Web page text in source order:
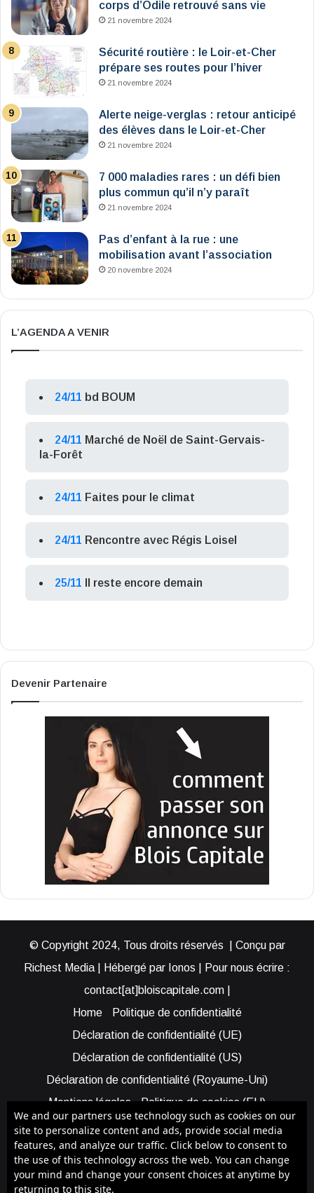
corps d’Odile retrouvé sans vie
21 novembre 2024
Sécurité routière : le Loir-et-Cher
prépare ses routes pour l’hiver
21 novembre 2024
Alerte neige-verglas : retour anticipé
des élèves dans le Loir-et-Cher
21 novembre 2024
7 000 maladies rares : un défi bien
plus commun qu’il n’y paraît
21 novembre 2024
Pas d’enfant à la rue : une
mobilisation avant l’association
20 novembre 2024
L’AGENDA A VENIR
24/11 bd BOUM
24/11 Marché de Noël de Saint-Gervais-
la-Forêt
24/11 Faites pour le climat
24/11 Rencontre avec Régis Loisel
25/11 Il reste encore demain
Devenir Partenaire
© Copyright 2024, Tous droits réservés | Conçu par
Richest Media | Hébergé par Ionos | Pour nous écrire :
contact[at]bloiscapitale.com |
Home
Politique de confidentialité
Déclaration de confidentialité (UE)
Déclaration de confidentialité (US)
Déclaration de confidentialité (Royaume-Uni)
Mentions légales
Politique de cookies (EU)
Cookie Policy (AUS)
Cookie Policy (US)
Qui sommes-nous ?
Participer à Blois Capitale
Bénéficier d’une assistance
We and our partners use technology such as cookies on our
site to personalize content and ads, provide social media
features, and analyze our traffic. Click below to consent to
the use of this technology across the web. You can change
your mind and change your consent choices at anytime by
returning to this site.